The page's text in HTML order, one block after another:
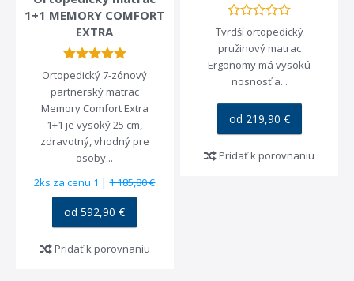
1+1 MEMORY COMFORT
EXTRA
Ortopedický 7-zónový
partnerský matrac
Memory Comfort Extra
1+1 je vysoký 25 cm,
zdravotný, vhodný pre
osoby...
2ks za cenu 1 |1 185,80 €
od 592,90 €
Pridať k porovnaniu
Tvrdší ortopedický
pružinový matrac
Ergonomy má vysokú
nosnosť a...
od 219,90 €
Pridať k porovnaniu